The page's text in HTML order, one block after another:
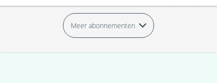
Meer abonnementen